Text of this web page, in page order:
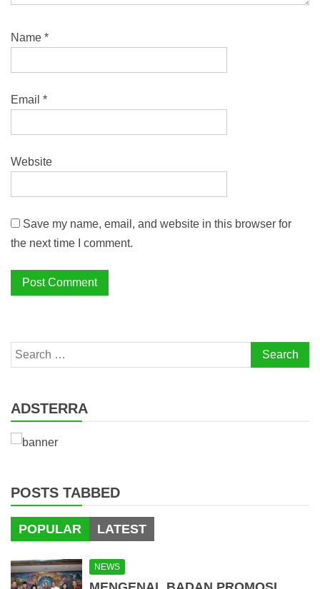
Name *
Email *
Website
Save my name, email, and website in this browser for
the next time I comment.
Search
for:
ADSTERRA
POSTS TABBED
POPULAR LATEST
NEWS